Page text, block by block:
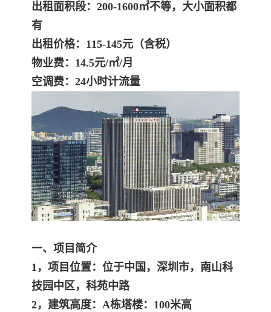
出租面积段：200-1600㎡不等，大小面积都
有
出租价格：115-145元（含税）
物业费：14.5元/㎡/月
空调费：24小时计流量
一、项目简介
1，项目位置：位于中国，深圳市，南山科
技园中区，科苑中路
2，建筑高度：A栋塔楼：100米高